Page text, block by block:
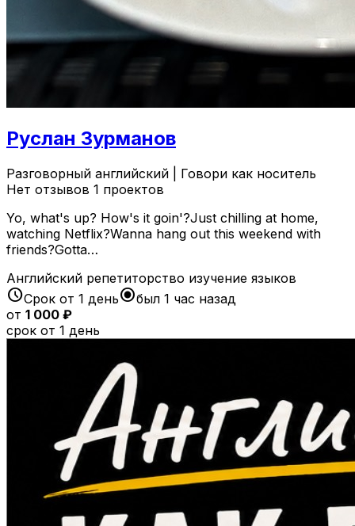
Руслан Зурманов
Разговорный английский | Говори как носитель
Нет отзывов 1 проектов
Yo, what's up? How's it goin'?Just chilling at home,
watching Netflix?Wanna hang out this weekend with
friends?Gotta…
Английский репетиторство изучение языков
scheduleСрок от 1 деньradio_button_checkedбыл 1 час назад
от 1 000 ₽
срок от 1 день